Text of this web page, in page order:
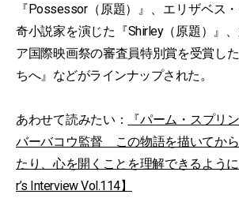
『Possessor（原題）』、エリザベス
奇小説家を演じた『Shirley（原題）』
ア国際映画祭の審査員特別賞を受賞し
ちへ』などがラインナップされた。
あわせて読みたい：
『パーム・スプリ
バーバコウ監督 この物語を描いてか
たり、心を開くことを理解できるよう
r’s Interview Vol.114】